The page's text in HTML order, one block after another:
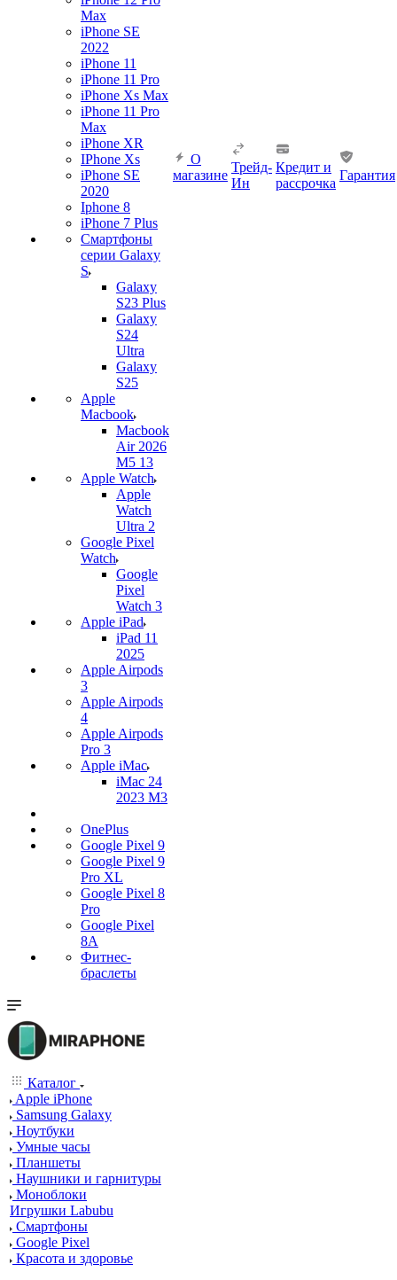
Max
iPhone SE
2022
iPhone 11
iPhone 11 Pro
iPhone Xs Max
iPhone 11 Pro
Max
iPhone XR
IPhone Xs
iPhone SE
2020
Iphone 8
iPhone 7 Plus
Смартфоны
серии Galaxy
S
Galaxy
S23 Plus
Galaxy
S24
Ultra
Galaxy
S25
Apple
Macbook
Macbook
Air 2026
M5 13
Apple Watch
Apple
Watch
Ultra 2
Google Pixel
Watch
Google
Pixel
Watch 3
Apple iPad
iPad 11
2025
Apple Airpods
3
Apple Airpods
4
Apple Airpods
Pro 3
Apple iMac
iMac 24
2023 M3
OnePlus
Google Pixel 9
Google Pixel 9
Pro XL
Google Pixel 8
Pro
Google Pixel
8A
Фитнес-
браслеты
О
магазине
Трейд-
Ин
Кредит и
рассрочка
Гарантия
Каталог
Apple iPhone
Samsung Galaxy
Ноутбуки
Умные часы
Планшеты
Наушники и гарнитуры
Моноблоки
Игрушки Labubu
Смартфоны
Google Pixel
Красота и здоровье